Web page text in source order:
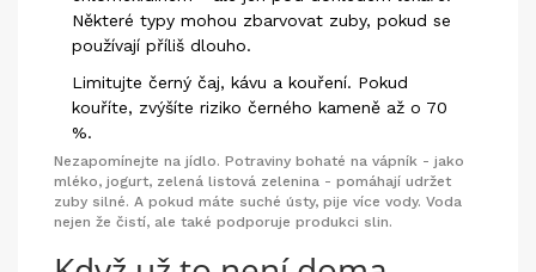
Některé typy mohou zbarvovat zuby, pokud se
používají příliš dlouho.
Limitujte černý čaj, kávu a kouření. Pokud
kouříte, zvýšíte riziko černého kameně až o 70
%.
Nezapomínejte na jídlo. Potraviny bohaté na vápník - jako
mléko, jogurt, zelená listová zelenina - pomáhají udržet
zuby silné. A pokud máte suché ústy, pije více vody. Voda
nejen že čistí, ale také podporuje produkci slin.